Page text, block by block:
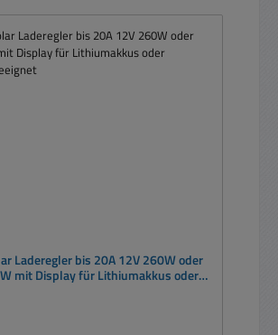
Laderegler bis 20A 12V 260W oder
mit Display für Lithiumakkus oder